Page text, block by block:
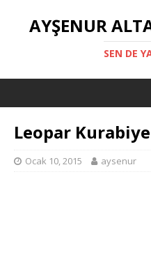
AYŞENUR
SEN DE
Leopar
Ocak 10, 2015 aysenur